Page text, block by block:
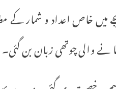
خاص اعداد و شمار کے
نے والی چوتھی زبان بن گئی۔